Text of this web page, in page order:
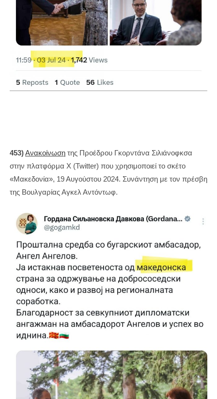
453)Ανακοίνωση της Προέδρου Γκορντάνα Σιλιάνοφκσα
στην πλατφόρμα X (Twitter) που χρησιμοποιεί το σκέτο
«Μακεδονία», 19 Αυγούστου 2024. Συνάντηση με τον πρέσβη
της Βουλγαρίας Αγκελ Αντόντωφ.